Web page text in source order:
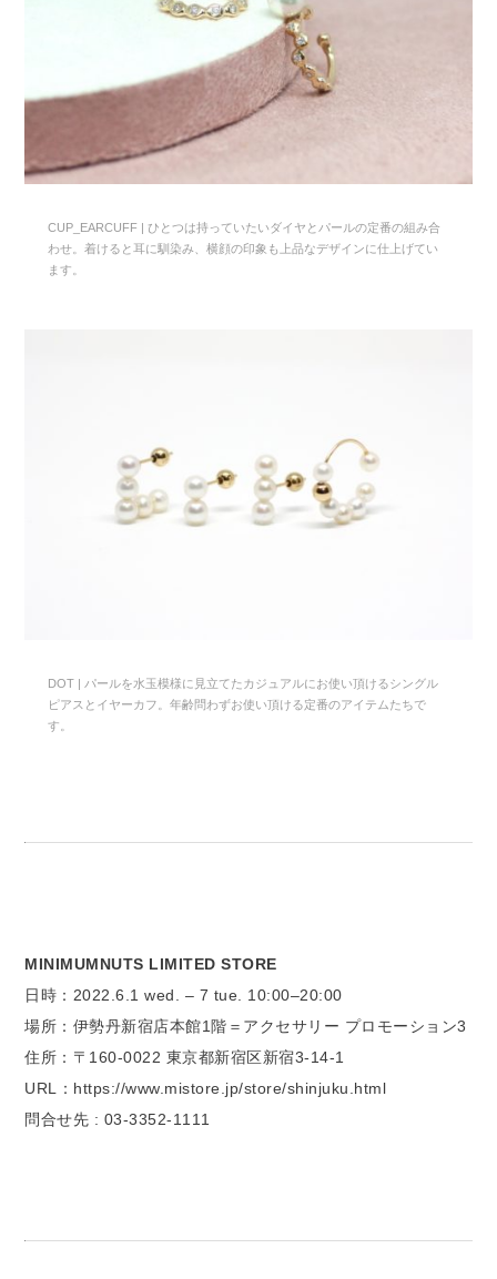
CUP_EARCUFF | ひとつは持っていたいダイヤとパールの定番の組み合
わせ。着けると耳に馴染み、横顔の印象も上品なデザインに仕上げてい
ます。
DOT | パールを水玉模様に見立てたカジュアルにお使い頂けるシングル
ピアスとイヤーカフ。年齢問わずお使い頂ける定番のアイテムたちで
す。
MINIMUMNUTS LIMITED STORE
日時：2022.6.1 wed. – 7 tue. 10:00–20:00
場所：伊勢丹新宿店本館1階＝アクセサリー プロモーション3
住所：〒160-0022 東京都新宿区新宿3-14-1
URL：https://www.mistore.jp/store/shinjuku.html
問合せ先 : 03-3352-1111